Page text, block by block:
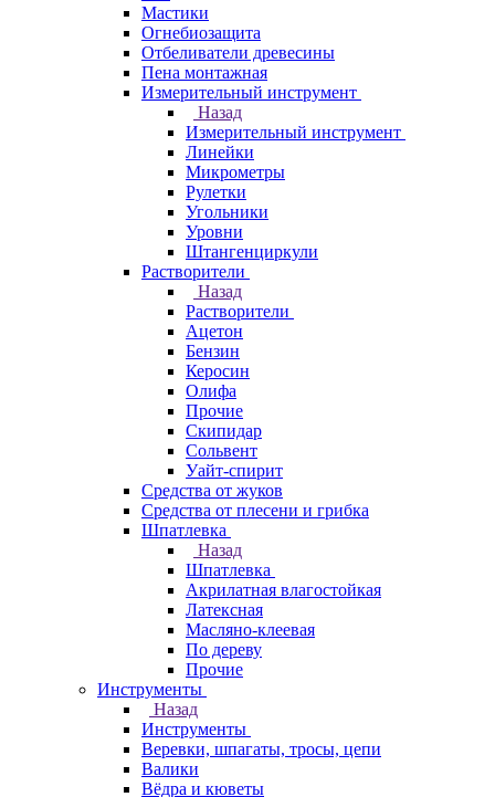
Мастики
Огнебиозащита
Отбеливатели древесины
Пена монтажная
Измерительный инструмент
Назад
Измерительный инструмент
Линейки
Микрометры
Рулетки
Угольники
Уровни
Штангенциркули
Растворители
Назад
Растворители
Ацетон
Бензин
Керосин
Олифа
Прочие
Скипидар
Сольвент
Уайт-спирит
Средства от жуков
Средства от плесени и грибка
Шпатлевка
Назад
Шпатлевка
Акрилатная влагостойкая
Латексная
Масляно-клеевая
По дереву
Прочие
Инструменты
Назад
Инструменты
Веревки, шпагаты, тросы, цепи
Валики
Вёдра и кюветы